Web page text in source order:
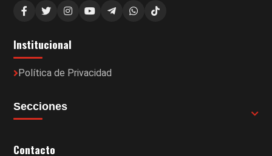
Institucional
Política de Privacidad
Secciones
Contacto